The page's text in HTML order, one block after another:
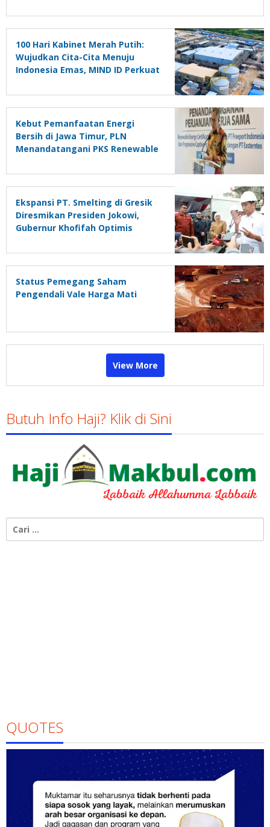
100 Hari Kabinet Merah Putih:
Wujudkan Cita-Cita Menuju
Indonesia Emas, MIND ID Perkuat
Kebut Pemanfaatan Energi
Bersih di Jawa Timur, PLN
Menandatangani PKS Renewable
PT Freeport Indonesia
Ekspansi PT. Smelting di Gresik
Diresmikan Presiden Jokowi,
Gubernur Khofifah Optimis
di Jatim
Status Pemegang Saham
Pengendali Vale Harga Mati
View More
Butuh Info Haji? Klik di Sini
untuk:
QUOTES